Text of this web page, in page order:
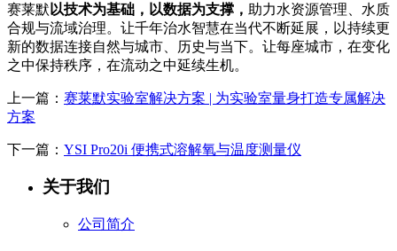
赛莱默 以技术为基础，以数据为支撑， 助力水资源管理、水质
合规与流域治理。 让千年治水智慧在当代不断延展， 以持续更
新的数据连接自然与城市、历史与当下。让每座城市，在变化
之中保持秩序，在流动之中延续生机。
上一篇： 赛莱默实验室解决方案 | 为实验室量身打造专属解决
方案
下一篇： YSI Pro20i 便携式溶解氧与温度测量仪
关于我们
公司简介